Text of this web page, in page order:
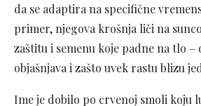
da se adaptira na specifične
primer, njegova krošnja liči na
zaštitu i semenu koje padne na tlo –
objašnjava i zašto uvek rastu blizu
Ime je dobilo po crvenoj smoli koju